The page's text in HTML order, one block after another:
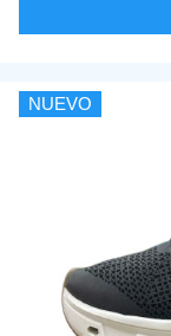
NUEVO